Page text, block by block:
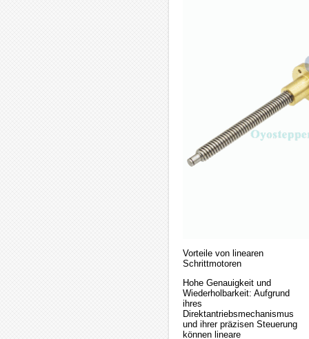
Vorteile von linearen
Schrittmotoren
Hohe Genauigkeit und
Wiederholbarkeit: Aufgrund
ihres
Direktantriebsmechanismus
und ihrer präzisen Steuerung
können lineare